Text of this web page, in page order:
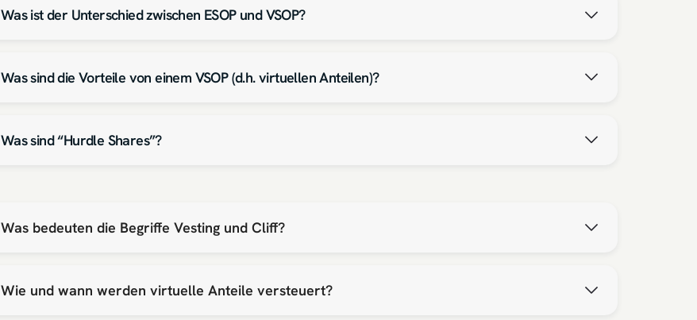
Was ist der Unterschied zwischen ESOP und VSOP?
Was sind die Vorteile von einem VSOP (d.h. virtuellen Anteilen)?
Was sind “Hurdle Shares”?
Was bedeuten die Begriffe Vesting und Cliff?
Wie und wann werden virtuelle Anteile versteuert?